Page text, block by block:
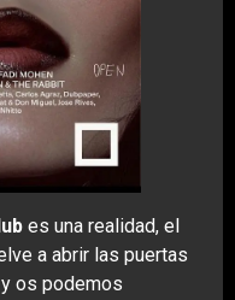
es una realidad, el
a abrir las puertas
os podemos